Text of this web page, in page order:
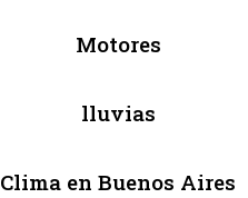
Motores
lluvias
Clima en Buenos Aires